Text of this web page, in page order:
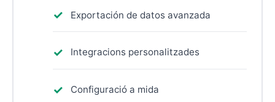
Exportación de datos avanzada
Integracions personalitzades
Configuració a mida